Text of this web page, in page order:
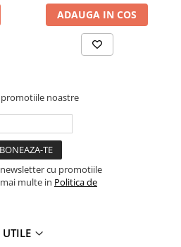
ADAUGA IN COS
noastre
cu promotiile
multe in Politica de
UTILE